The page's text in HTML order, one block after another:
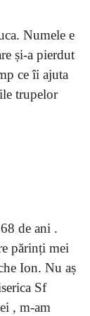
Numele e
și-a pierdut
ce îi ajuta
trupelor
de ani .
părinți mei
Ion. Nu aș
Sf
, m-am